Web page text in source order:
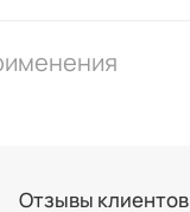
Отзывы клиентов